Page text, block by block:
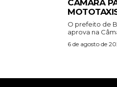
CÂMARA
O prefeito de
aprova na
6 de agosto de